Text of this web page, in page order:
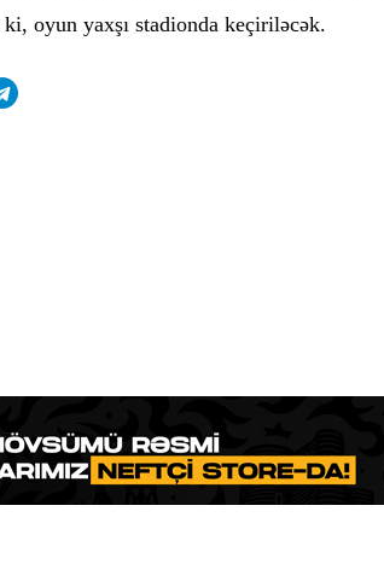
ki, oyun yaxşı stadionda keçiriləcək.